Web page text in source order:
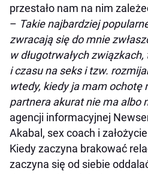
przestało nam na nim
– Takie najbardziej
zwracają się do mnie
w długotrwałych
i czasu na seks i tzw.
wtedy, kiedy ja mam ochotę
partnera akurat nie ma albo
agencji informacyjnej
Akabal, sex coach i
Kiedy zaczyna brakować
zaczyna się od siebie